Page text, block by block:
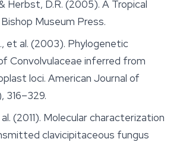
Herbst, D.R. (2005). A Tropical
Bishop Museum Press.
et al. (2003). Phylogenetic
Convolvulaceae inferred from
loci. American Journal of
316–329.
(2011). Molecular characterization
clavicipitaceous fungus